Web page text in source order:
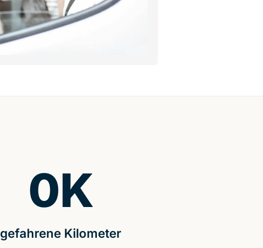
gefahrene Kilometer
0K